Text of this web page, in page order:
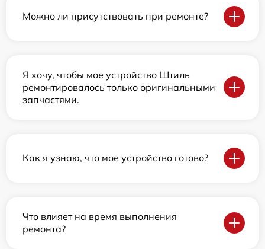
Можно ли присутствовать при ремонте?
Я хочу, чтобы мое устройство Штиль
ремонтировалось только оригинальными
запчастями.
Как я узнаю, что мое устройство готово?
Что влияет на время выполнения
ремонта?